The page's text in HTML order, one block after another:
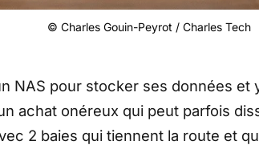
© Charles Gouin-Peyrot / Charles Tech
NAS pour stocker ses données et
achat onéreux qui peut parfois
2 baies qui tiennent la route et